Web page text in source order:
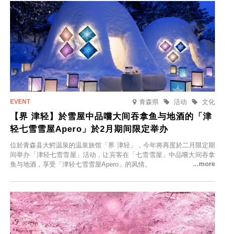
青森県 文化
活动
【界 津轻】於雪屋中品嚐大间吞拿鱼与地酒的「津
轻七雪雪屋Apero」於2月期间限定举办
位於青森县大鰐温泉的温泉旅馆「界 津轻」，今年将再度於二月限定期
间举办「津轻七雪雪屋」活动，让宾客在「七雪雪屋」中品嚐大间吞拿
鱼与地酒，享受「津轻七雪雪屋Apero」的风情。